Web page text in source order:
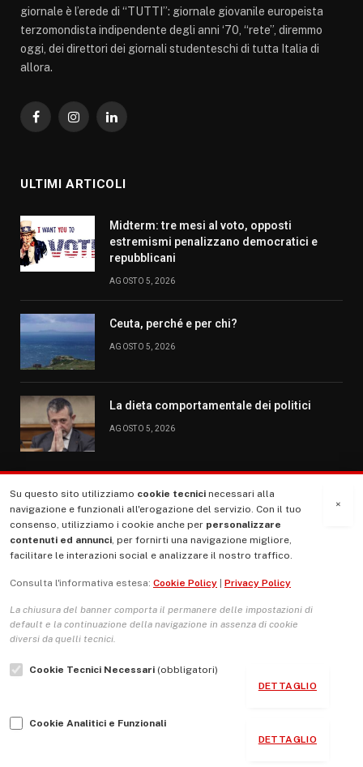
giornale è l’erede di “TUTTI”: giornale giovanile europeista
terzomondista indipendente degli anni ‘70, “rete”, diremmo
oggi, dei direttori dei giornali studenteschi di tutta Italia di
allora.
FacebookInstagramLinkedIn
ULTIMI ARTICOLI
Midterm: tre mesi al voto, opposti
estremismi penalizzano democratici e
repubblicani
AGOSTO 5, 2026
Ceuta, perché e per chi?
AGOSTO 5, 2026
La dieta comportamentale dei politici
AGOSTO 5, 2026
MENU
La Nostra Storia
Le Copertine
L’Associazione
Indirizzo Socio Politico Culturale
Guida per le autrici e gli autori
×
Su questo sito utilizziamo cookie tecnici necessari alla
navigazione e funzionali all'erogazione del servizio. Con il tuo
consenso, utilizziamo i cookie anche per personalizzare
contenuti ed annunci, per fornirti una navigazione migliore,
facilitare le interazioni social e analizzare il nostro traffico.
Consulta l'informativa estesa: Cookie Policy Privacy Policy
La chiusura del banner comporta il permanere delle impostazioni di
default e la continuazione della navigazione in assenza di cookie
diversi da quelli tecnici.
Cookie Tecnici Necessari (obbligatori)
DETTAGLIO
Cookie Analitici e Funzionali
DETTAGLIO